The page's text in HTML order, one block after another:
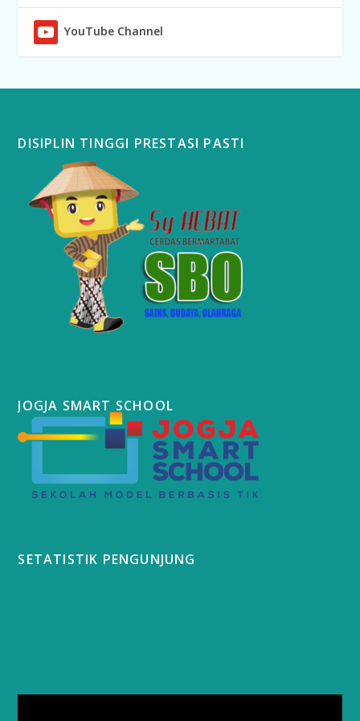
YouTube Channel
DISIPLIN TINGGI PRESTASI PASTI
JOGJA SMART SCHOOL
SETATISTIK PENGUNJUNG